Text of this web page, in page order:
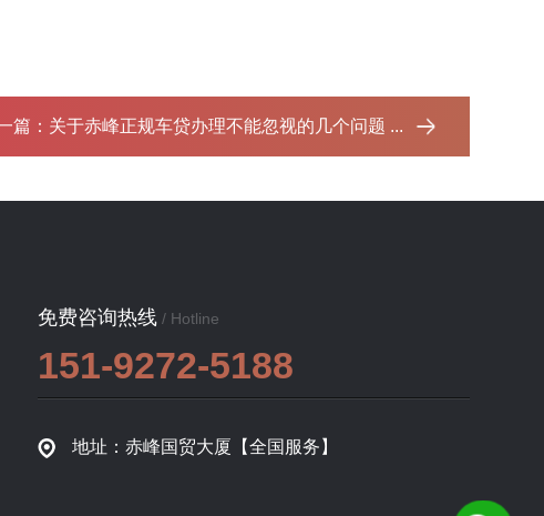
篇： 关于赤峰正规车贷办理不能忽视的几个问题 ...‌
免费咨询热线 / Hotline
151-9272-5188
地址：赤峰国贸大厦【全国服务】